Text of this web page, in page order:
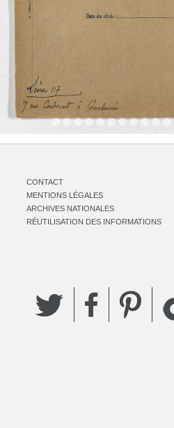
CONTACT
MENTIONS LÉGALES
ARCHIVES NATIONALES
RÉUTILISATION DES INFORMATIONS